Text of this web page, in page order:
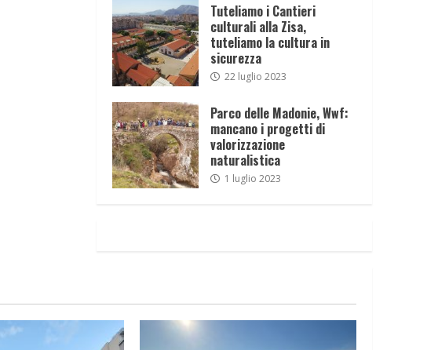
Tuteliamo i Cantieri
culturali alla Zisa,
tuteliamo la cultura in
sicurezza
22 luglio 2023
Parco delle Madonie, Wwf:
mancano i progetti di
valorizzazione
naturalistica
1 luglio 2023